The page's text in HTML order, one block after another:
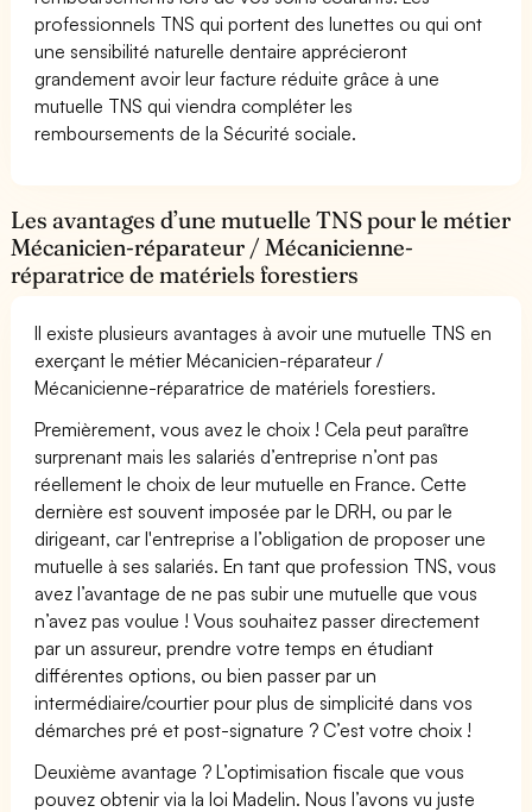
professionnels TNS qui portent des lunettes ou qui ont
une sensibilité naturelle dentaire apprécieront
grandement avoir leur facture réduite grâce à une
mutuelle TNS qui viendra compléter les
remboursements de la Sécurité sociale.
Les avantages d’une mutuelle TNS pour le métier
Mécanicien-réparateur / Mécanicienne-
réparatrice de matériels forestiers
Il existe plusieurs avantages à avoir une mutuelle TNS en
exerçant le métier Mécanicien-réparateur /
Mécanicienne-réparatrice de matériels forestiers.
Premièrement, vous avez le choix ! Cela peut paraître
surprenant mais les salariés d’entreprise n’ont pas
réellement le choix de leur mutuelle en France. Cette
dernière est souvent imposée par le DRH, ou par le
dirigeant, car l'entreprise a l’obligation de proposer une
mutuelle à ses salariés. En tant que profession TNS, vous
avez l’avantage de ne pas subir une mutuelle que vous
n’avez pas voulue ! Vous souhaitez passer directement
par un assureur, prendre votre temps en étudiant
différentes options, ou bien passer par un
intermédiaire/courtier pour plus de simplicité dans vos
démarches pré et post-signature ? C’est votre choix !
Deuxième avantage ? L’optimisation fiscale que vous
pouvez obtenir via la loi Madelin. Nous l’avons vu juste